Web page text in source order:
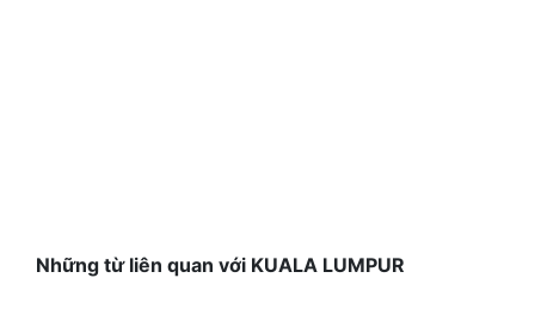
Những từ liên quan với KUALA LUMPUR